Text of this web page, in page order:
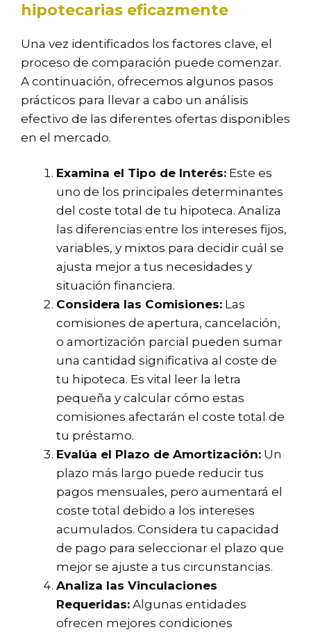
hipotecarias eficazmente
Una vez identificados los factores clave, el
proceso de comparación puede comenzar.
A continuación, ofrecemos algunos pasos
prácticos para llevar a cabo un análisis
efectivo de las diferentes ofertas disponibles
en el mercado.
Examina el Tipo de Interés: Este es
uno de los principales determinantes
del coste total de tu hipoteca. Analiza
las diferencias entre los intereses fijos,
variables, y mixtos para decidir cuál se
ajusta mejor a tus necesidades y
situación financiera.
Considera las Comisiones: Las
comisiones de apertura, cancelación,
o amortización parcial pueden sumar
una cantidad significativa al coste de
tu hipoteca. Es vital leer la letra
pequeña y calcular cómo estas
comisiones afectarán el coste total de
tu préstamo.
Evalúa el Plazo de Amortización: Un
plazo más largo puede reducir tus
pagos mensuales, pero aumentará el
coste total debido a los intereses
acumulados. Considera tu capacidad
de pago para seleccionar el plazo que
mejor se ajuste a tus circunstancias.
Analiza las Vinculaciones
Requeridas: Algunas entidades
ofrecen mejores condiciones